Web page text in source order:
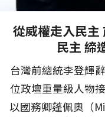
從威權走入民主
民主 締
台灣前總統李登輝
位政壇重量級人物
以國務卿蓬佩奧（